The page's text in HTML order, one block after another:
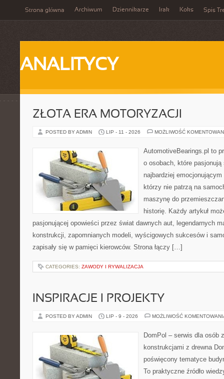
Strona główna Archiwum Dziennikarze Irak Koks Spis
ANALITYCY
ZŁOTA ERA MOTORYZACJI
POSTED BY ADMIN LIP - 11 - 2026 MOŻLIWOŚĆ
AutomotiveBearings.pl to
o osobach, które
najbardziej
którzy nie patrzą na
maszynę do
historię. Każdy artykuł
pasjonującej opowieści przez świat dawnych aut, legendarnych
konstrukcji, zapomnianych modeli, wyścigowych sukcesów i
zapisały się w pamięci kierowców. Strona łączy […]
CATEGORIES: ZAWODY I RYWALIZACJA
INSPIRACJE I PROJEKTY
POSTED BY ADMIN LIP - 9 - 2026 MOŻLIWOŚĆ
DomPol – serwis dla osób
konstrukcjami z drewna
poświęcony tematyce
To praktyczne źródło